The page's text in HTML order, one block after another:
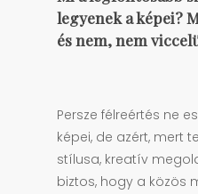
legyenek a képei?
és nem, nem
Persze félreértés ne
képei, de azért, mert
stílusa, kreatív
biztos, hogy a közös